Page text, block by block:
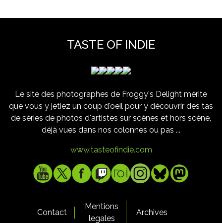
TASTE OF INDIE
Le site des photographes de Froggy's Delight mérite
que vous y jetiez un coup d'oeil pour y découvrir des tas
de séries de photos d'artistes sur scènes et hors scène,
déjà vues dans nos colonnes ou pas ...
www.tasteofindie.com
Contact
Mentions
legales
Archives